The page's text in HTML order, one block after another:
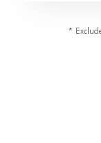
Protecție site
*